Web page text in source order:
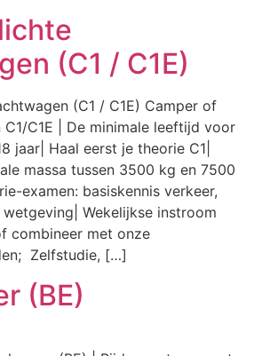
(C1 / C1E)
(C1 / C1E) Camper of
C1E | De minimale leeftijd voor
jaar| Haal eerst je theorie C1|
massa tussen 3500 kg en 7500
examen: basiskennis verkeer,
Wekelijkse instroom
combineer met onze
Zelfstudie, […]
(BE)